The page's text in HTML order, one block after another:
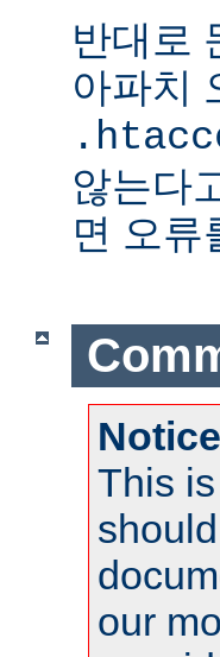
반대로
아파치
않는다
면 오류
This
our